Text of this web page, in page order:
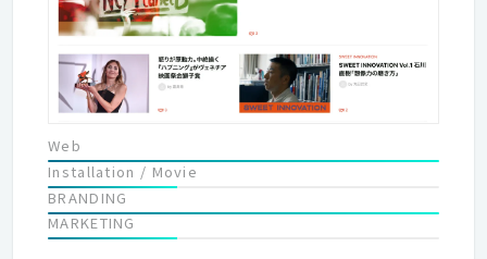
以来、私たちはアーティストやクリエイターをはじめ、官公庁や
教育機関、文化団体、ナショナルクライアントからベンチャーま
で、国内外の多種多様な人々の想いや、問題意識に耳を傾けてき
ました。それらの声を丁寧に束ねて編み、ストーリーやデザイ
ン、ウェブサイトといったかたちにすることを通じて、人に変化
をしています。
Web
Installation / Movie
BRANDING
MARKETING